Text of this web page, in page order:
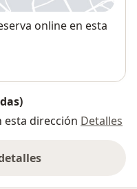
online en esta
esta dirección Detalles
la dirección